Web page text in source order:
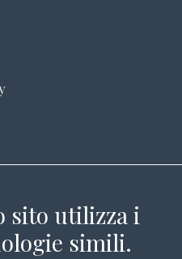
sito utilizza i
simili.